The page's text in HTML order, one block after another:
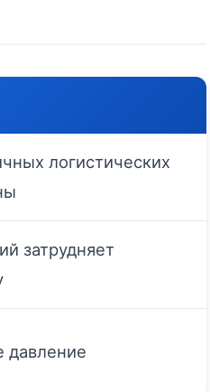
логистических
затрудняет
давление